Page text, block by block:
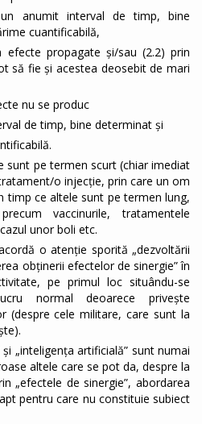
anumit interval de timp, bine
cuantificabilă,
efecte propagate și/sau (2.2) prin
să fie și acestea deosebit de mari
nu se produc
de timp, bine determinat și
sunt pe termen scurt (chiar imediat
o injecție, prin care un om
timp ce altele sunt pe termen lung,
vaccinurile, tratamentele
unor boli etc.
o atenție sporită „dezvoltării
obținerii efectelor de sinergie” în
pe primul loc situându-se
normal deoarece privește
(despre cele militare, care sunt la
„inteligența artificială” sunt numai
altele care se pot da, despre la
„efectele de sinergie”, abordarea
pentru care nu constituie subiect